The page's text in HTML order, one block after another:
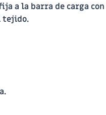
a la barra de carga
tejido.